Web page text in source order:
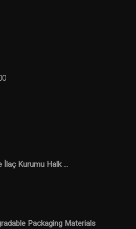
İlaç Kurumu Halk ...
Packaging Materials